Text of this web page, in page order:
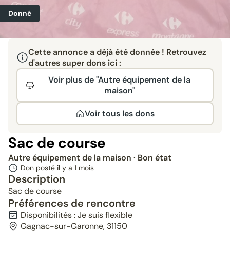
Donné
Cette annonce a déjà été donnée ! Retrouvez
d'autres super dons ici :
Voir plus de "Autre équipement de la
maison"
Voir tous les dons
Sac de course
Autre équipement de la maison · Bon état
Don posté il y a 1 mois
Description
Sac de course
Préférences de rencontre
Disponibilités : Je suis flexible
Gagnac-sur-Garonne, 31150